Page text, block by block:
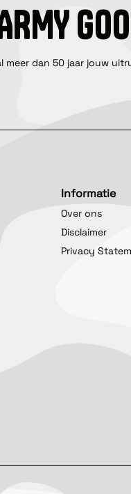
meer dan 50 jaar jouw
Informatie
Over ons
Disclaimer
Privacy